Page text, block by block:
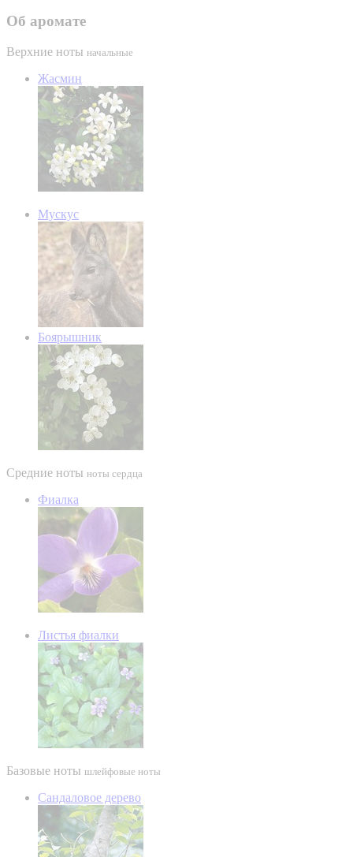
Об аромате
Верхние ноты начальные
Жасмин
Мускус
Боярышник
Средние ноты ноты сердца
Фиалка
Листья фиалки
Базовые ноты шлейфовые ноты
Сандаловое дерево